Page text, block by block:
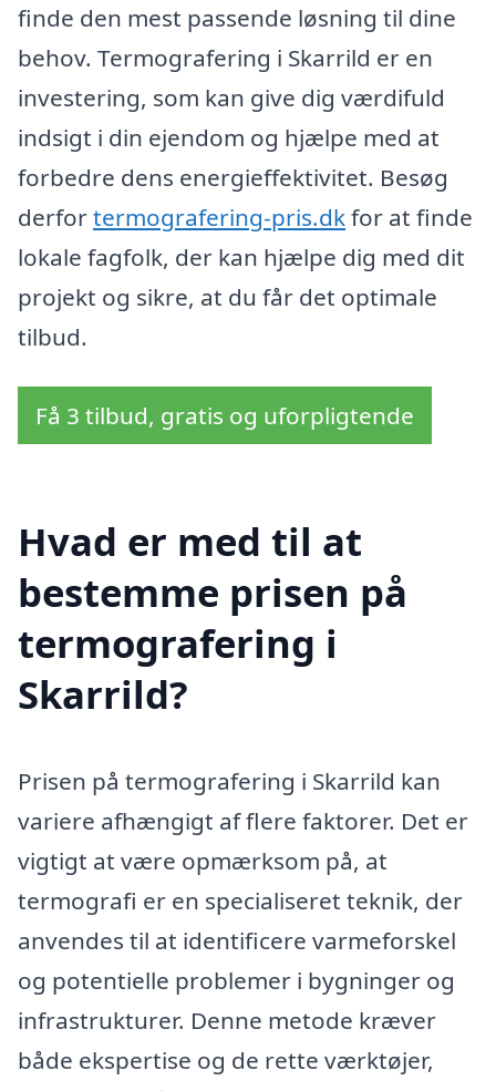
finde den mest passende løsning til dine
behov. Termografering i Skarrild er en
investering, som kan give dig værdifuld
indsigt i din ejendom og hjælpe med at
forbedre dens energieffektivitet. Besøg
derfortermografering-pris.dkfor at finde
lokale fagfolk, der kan hjælpe dig med dit
projekt og sikre, at du får det optimale
tilbud.
Få 3 tilbud, gratis og uforpligtende
Hvad er med til at
bestemme prisen på
termografering i
Skarrild?
Prisen på termografering i Skarrild kan
variere afhængigt af flere faktorer. Det er
vigtigt at være opmærksom på, at
termografi er en specialiseret teknik, der
anvendes til at identificere varmeforskel
og potentielle problemer i bygninger og
infrastrukturer. Denne metode kræver
både ekspertise og de rette værktøjer,